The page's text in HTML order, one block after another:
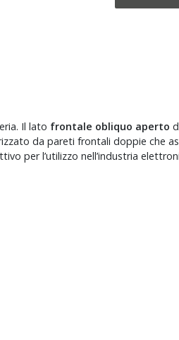
Il lato frontale obliquo aperto
da pareti frontali doppie che
per l’utilizzo nell’industria